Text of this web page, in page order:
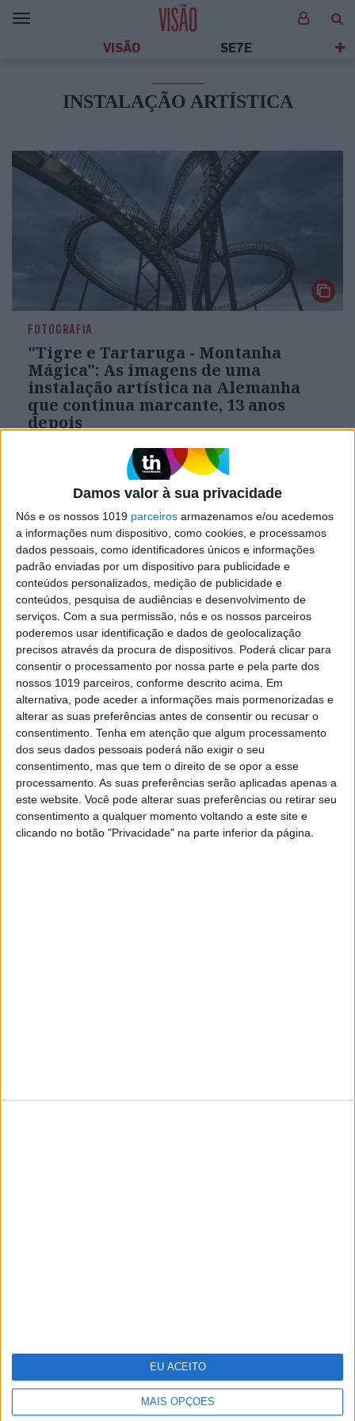
Damos valor à sua privacidade
Nós e os nossos 1019 parceiros armazenamos e/ou acedemos
a informações num dispositivo, como cookies, e processamos
dados pessoais, como identificadores únicos e informações
padrão enviadas por um dispositivo para publicidade e
conteúdos personalizados, medição de publicidade e
conteúdos, pesquisa de audiências e desenvolvimento de
serviços. Com a sua permissão, nós e os nossos parceiros
poderemos usar identificação e dados de geolocalização
precisos através da procura de dispositivos. Poderá clicar para
consentir o processamento por nossa parte e pela parte dos
nossos 1019 parceiros, conforme descrito acima. Em
alternativa, pode aceder a informações mais pormenorizadas e
alterar as suas preferências antes de consentir ou recusar o
consentimento. Tenha em atenção que algum processamento
dos seus dados pessoais poderá não exigir o seu
consentimento, mas que tem o direito de se opor a esse
processamento. As suas preferências serão aplicadas apenas a
este website. Você pode alterar suas preferências ou retirar seu
consentimento a qualquer momento voltando a este site e
clicando no botão "Privacidade" na parte inferior da página.
MAIS OPÇÕES
EU ACEITO
VISÃO SE7E
INSTALAÇÃO ARTÍSTICA
FOTOGRAFIA
"Tigre e Tartaruga - Montanha
Mágica": As imagens de uma
instalação artística na Alemanha
que continua marcante, 13 anos
depois
Quem visita Duisburg, na Alemanha, não fica
indiferente a uma das maiores atrações da
cidade, a instalação artística "Tigre e Tartaruga -
Montanha Mágica", construída em 2011
SOCIEDADE
Bordallo II coloca caixa de
medicamentos "antifascista" na
campa de Salazar
A mais recente obra do artista português já está
a dar que falar. Desta vez, Bordallo II colocou
uma caixa gigante de medicamentos em cima da